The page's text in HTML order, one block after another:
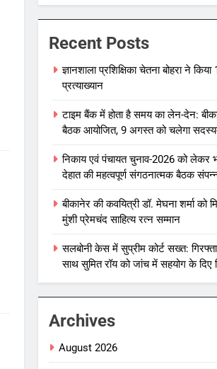
Recent Posts
ज्ञानशाला प्रशिक्षिका चेतना बोहरा ने
प्रत्याख्यान
टाइम बैंक में होता है समय का लेन-देन:
बैठक आयोजित, 9 अगस्त को चलेगा
निकाय एवं पंचायत चुनाव-2026 को लेकर
देहात की महत्वपूर्ण संगठनात्मक बैठक
बीकानेर की कवयित्री डॉ. मेघना शर्मा को
मुंशी प्रेमचंद साहित्य रत्न सम्मान
सलबोनी केस में सुप्रीम कोर्ट सख्त:
साथ सुमित रॉय को जांच में सहयोग के दिए
Archives
August 2026